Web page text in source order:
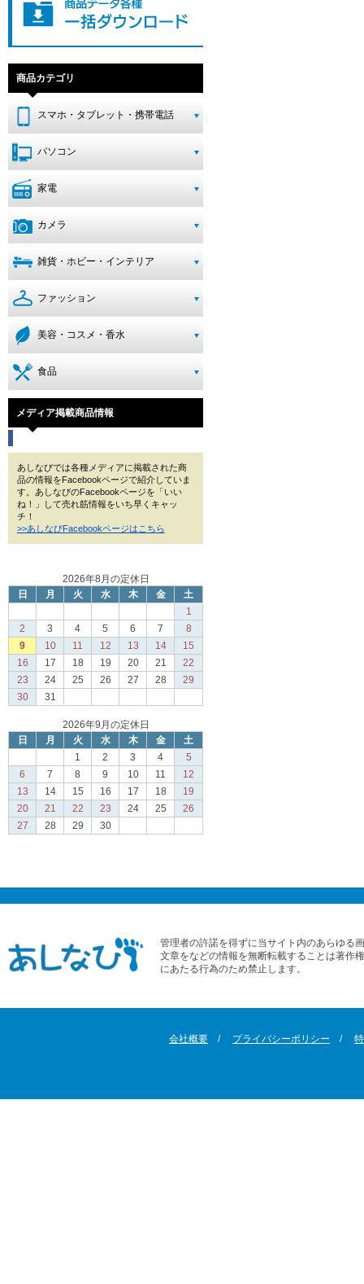
商品カテゴリ
スマホ・タブレット・携帯電話
パソコン
家電
カメラ
雑貨・ホビー・インテリア
ファッション
美容・コスメ・香水
食品
メディア掲載商品情報
あしなびでは各種メディアに掲載された商
品の情報をFacebookページで紹介していま
す。あしなびのFacebookページを「いい
ね！」して売れ筋情報をいち早くキャッ
チ！
>>あしなびFacebookページはこちら
2026年8月の定休日
日
月 火 水 木 金
土
1
2
3 4 5 6 7
8
9
10 11 12 13 14
15
16
17 18 19 20 21
22
23
24 25 26 27 28
29
30
31
2026年9月の定休日
日
月 火 水 木 金
土
1
2 3 4
5
6
7 8 9 10 11
12
13
14 15 16 17 18
19
20
21 22 23 24 25
26
27
28 29 30
管理者の許諾を得ずに当サイト内のあらゆる
文章をなどの情報を無断転載することは著作
にあたる行為のため禁止します。
会社概要 プライバシーポリシー